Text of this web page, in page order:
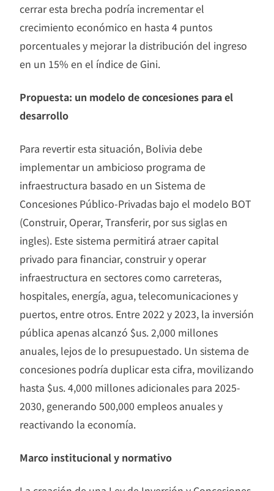
cerrar esta brecha podría incrementar el
crecimiento económico en hasta 4 puntos
porcentuales y mejorar la distribución del ingreso
en un 15% en el índice de Gini.
Propuesta: un modelo de concesiones para el
desarrollo
Para revertir esta situación, Bolivia debe
implementar un ambicioso programa de
infraestructura basado en un Sistema de
Concesiones Público-Privadas bajo el modelo BOT
(Construir, Operar, Transferir, por sus siglas en
ingles). Este sistema permitirá atraer capital
privado para financiar, construir y operar
infraestructura en sectores como carreteras,
hospitales, energía, agua, telecomunicaciones y
puertos, entre otros. Entre 2022 y 2023, la inversión
pública apenas alcanzó $us. 2,000 millones
anuales, lejos de lo presupuestado. Un sistema de
concesiones podría duplicar esta cifra, movilizando
hasta $us. 4,000 millones adicionales para 2025-
2030, generando 500,000 empleos anuales y
reactivando la economía.
Marco institucional y normativo